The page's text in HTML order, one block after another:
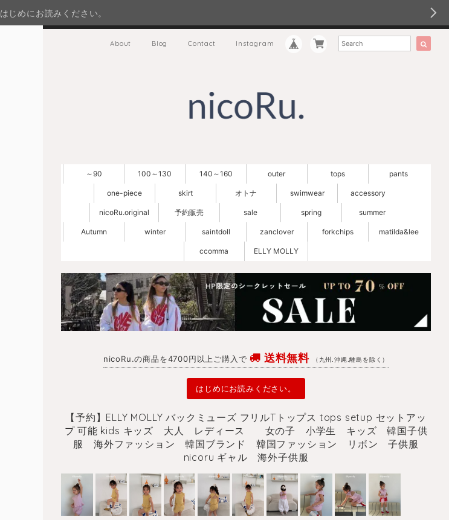
はじめにお読みください。
About Blog Contact Instagram
～90 100～130 140～160 outer tops pants
one-piece skirt オトナ swimwear accessory
nicoRu.original 予約販売 sale spring summer
Autumn winter saintdoll zanclover forkchips matilda&lee
ccomma ELLY MOLLY
nicoRu.の商品を4700円以上ご購入で 送料無料 （九州.沖縄.離島を除く）
はじめにお読みください。
【予約】ELLY MOLLY バックミューズ フリルTトップス tops setup セットアッ
プ 可能 kids キッズ 大人 レディース 女の子 小学生 キッズ 韓国子供
服 海外ファッション 韓国ブランド 韓国ファッション リボン 子供服
nicoru ギャル 海外子供服